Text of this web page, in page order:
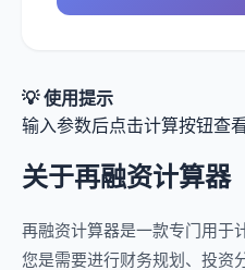
💡 使用提示
输入参数后点击计算按钮查看
关于再融资计算器
再融资计算器是一款专门用于
您是需要进行财务规划、投资